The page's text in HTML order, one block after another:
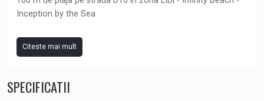
Inception by the Sea
Imobil finalizat la cheie, cu fatada ventilata, pardoseli din
marmura, tencuieli decorative si tavane tip barisol.
Este varianta ideala pentru cei care doresc sa locuiasca
permanent pe malul marii sau isi doresc un apartament de
Citeste mai mult
SPECIFICATII